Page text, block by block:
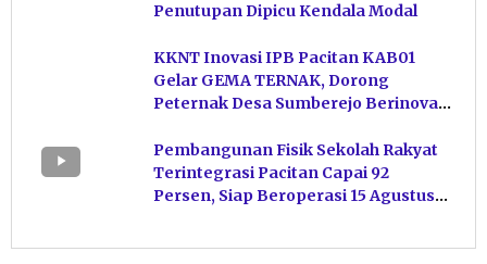
Penutupan Dipicu Kendala Modal
KKNT Inovasi IPB Pacitan KAB01
Gelar GEMA TERNAK, Dorong
Peternak Desa Sumberejo Berinovasi
Pembangunan Fisik Sekolah Rakyat
Terintegrasi Pacitan Capai 92
Persen, Siap Beroperasi 15 Agustus